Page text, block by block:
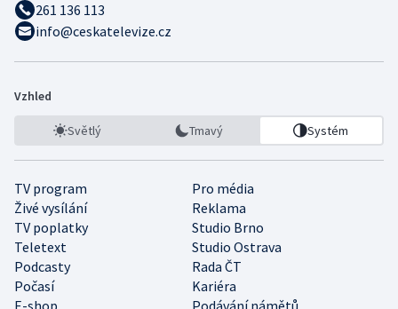
261 136 113
info@ceskatelevize.cz
Vzhled
Světlý Tmavý Systém
TV program
Pro média
Živé vysílání
Reklama
TV poplatky
Studio Brno
Teletext
Studio Ostrava
Podcasty
Rada ČT
Počasí
Kariéra
E-shop
Podávání námětů